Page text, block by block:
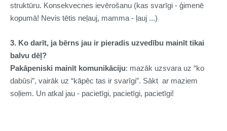
struktūru. Konsekvecnes ievērošanu (kas svarīgi - ģimenē
kopumā! Nevis tētis neļauj, mamma - ļauj ...)
3. Ko darīt, ja bērns jau ir pieradis uzvedību mainīt tikai
balvu dēļ?
Pakāpeniski mainīt komunikāciju: mazāk uzsvara uz “ko
dabūsi”, vairāk uz “kāpēc tas ir svarīgi”. Sākt ar maziem
soļiem. Un atkal jau - pacietīgi, pacietīgi, pacietīgi!